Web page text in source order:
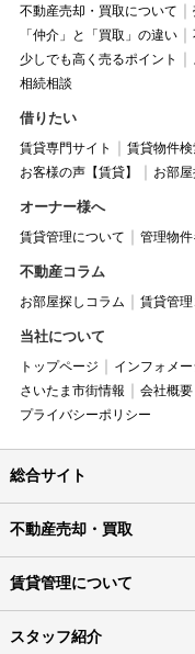
不動産売却・買取について
「仲介」と「買取」の違い
少しでも高く売るポイント
相続相談
借りたい
賃貸専門サイト 賃貸物件
お客様の声【賃貸】
お部
オーナー様へ
賃貸管理について 管理物
不動産コラム
お部屋探しコラム 賃貸管
当社について
トップページ インフォメ
さいたま市街情報
会社概要
プライバシーポリシー
総合サイト
不動産売却・買取
賃貸管理について
スタッフ紹介